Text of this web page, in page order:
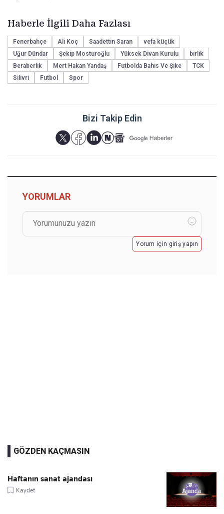
Haberle İlgili Daha Fazlası
Fenerbahçe Ali Koç Saadettin Saran
vefa küçük
Uğur Dündar
Şekip Mosturoğlu Yüksek Divan Kurulu
birlik
Beraberlik
Mert Hakan Yandaş Futbolda Bahis Ve Şike
TCK
Silivri
Futbol Spor
Bizi Takip Edin
YORUMLAR
Yorum için giriş yapın
GÖZDEN KAÇMASIN
Haftanın sanat ajandası
Kaydet